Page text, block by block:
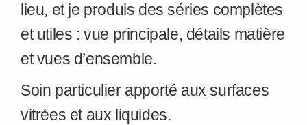
lieu, et je produis des séries complètes
et utiles : vue principale, détails matière
et vues d’ensemble.
Soin particulier apporté aux surfaces
vitrées et aux liquides.